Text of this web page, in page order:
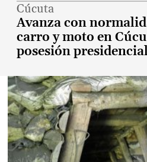
Cúcuta
Avanza con
carro y moto en
posesión